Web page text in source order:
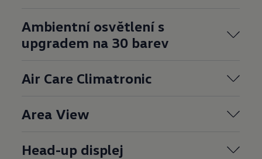
Ambientní osvětlení s
upgradem na 30 barev
Air Care Climatronic
Area View
Head-up displej